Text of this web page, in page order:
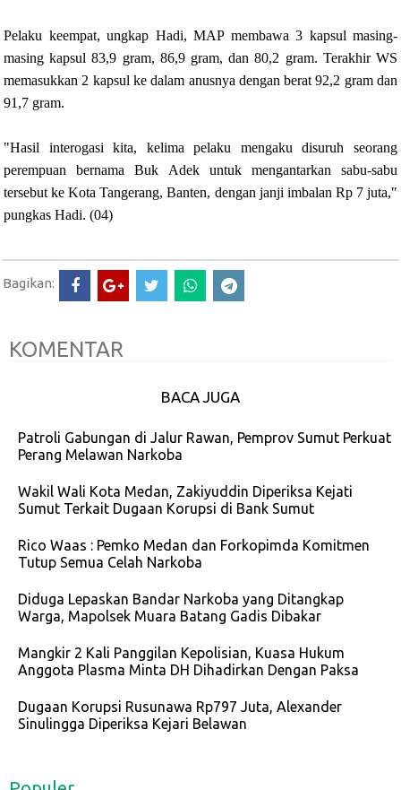
Pelaku keempat, ungkap Hadi, MAP membawa 3 kapsul masing-
masing kapsul 83,9 gram, 86,9 gram, dan 80,2 gram. Terakhir WS
memasukkan 2 kapsul ke dalam anusnya dengan berat 92,2 gram dan
91,7 gram.
"Hasil interogasi kita, kelima pelaku mengaku disuruh seorang
perempuan bernama Buk Adek untuk mengantarkan sabu-sabu
tersebut ke Kota Tangerang, Banten, dengan janji imbalan Rp 7 juta,"
pungkas Hadi. (04)
Bagikan:
KOMENTAR
BACA JUGA
Patroli Gabungan di Jalur Rawan, Pemprov Sumut Perkuat
Perang Melawan Narkoba
Wakil Wali Kota Medan, Zakiyuddin Diperiksa Kejati
Sumut Terkait Dugaan Korupsi di Bank Sumut
Rico Waas : Pemko Medan dan Forkopimda Komitmen
Tutup Semua Celah Narkoba
Diduga Lepaskan Bandar Narkoba yang Ditangkap
Warga, Mapolsek Muara Batang Gadis Dibakar
Mangkir 2 Kali Panggilan Kepolisian, Kuasa Hukum
Anggota Plasma Minta DH Dihadirkan Dengan Paksa
Dugaan Korupsi Rusunawa Rp797 Juta, Alexander
Sinulingga Diperiksa Kejari Belawan